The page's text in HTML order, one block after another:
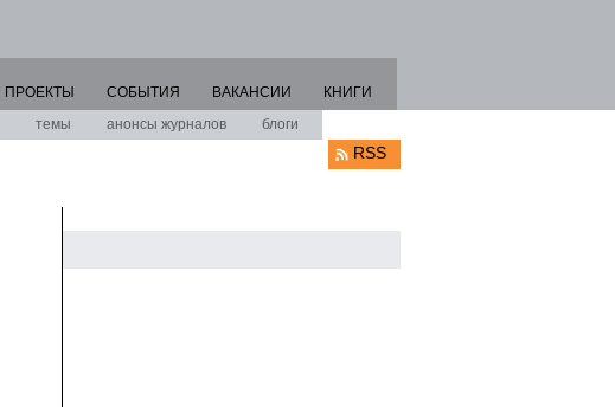
темы анонсы журналов блоги
ПРОЕКТЫ СОБЫТИЯ ВАКАНСИИ КНИГИ
RSS